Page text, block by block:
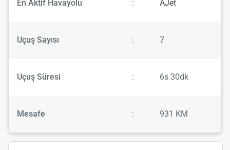
En Aktif Havayolu : AJet
Uçuş Sayısı : 7
Uçuş Süresi : 6s 30dk
Mesafe : 931 KM